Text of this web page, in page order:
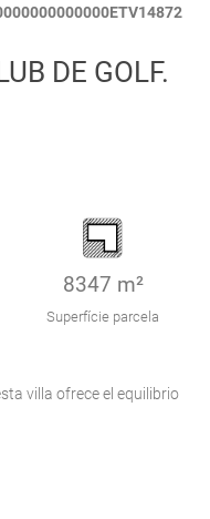
DE GOLF.
8347 m²
Superfície parcela
villa ofrece el equilibrio